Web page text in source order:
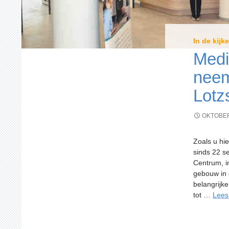
In de
Zoals u
sinds 22
Centrum,
gebouw in
tot …